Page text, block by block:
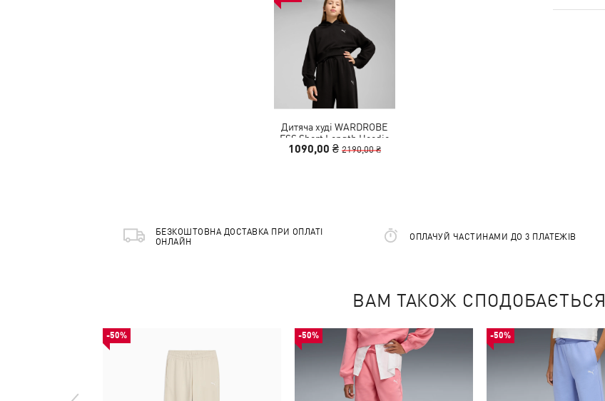
Дитяча худі WARDROBE
ESS Short Length Hoodie
Youth
1090,00 ₴ 2190,00 ₴
БЕЗКОШТОВНА ДОСТАВКА ПРИ ОПЛАТІ
ОНЛАЙН
ОПЛАЧУЙ ЧАСТИНАМИ ДО 3 ПЛАТЕЖІВ
ВАМ ТАКОЖ СПОДОБАЄТЬСЯ
-50% -50% -50%